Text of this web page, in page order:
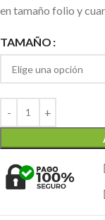
en tamaño folio y
TAMAÑO